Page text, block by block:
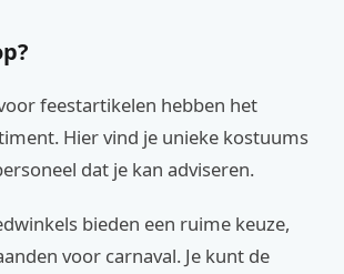
feestartikelen hebben het
Hier vind je unieke kostuums
dat je kan adviseren.
bieden een ruime keuze,
voor carnaval. Je kunt de